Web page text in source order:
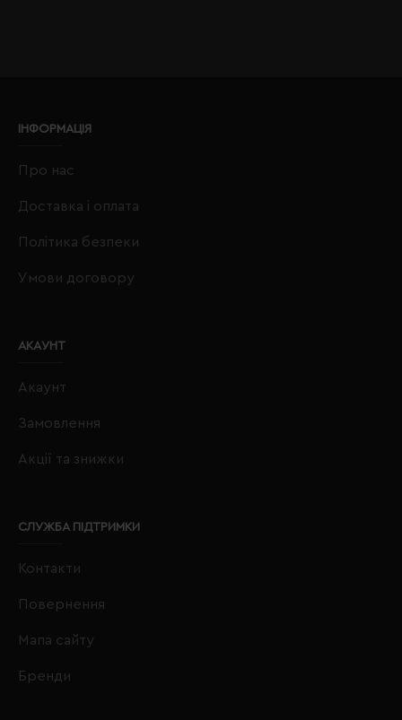
ІНФОРМАЦІЯ
Про нас
Доставка і оплата
Політика безпеки
Умови договору
АКАУНТ
Акаунт
Замовлення
Акції та знижки
СЛУЖБА ПІДТРИМКИ
Контакти
Повернення
Мапа сайту
Бренди